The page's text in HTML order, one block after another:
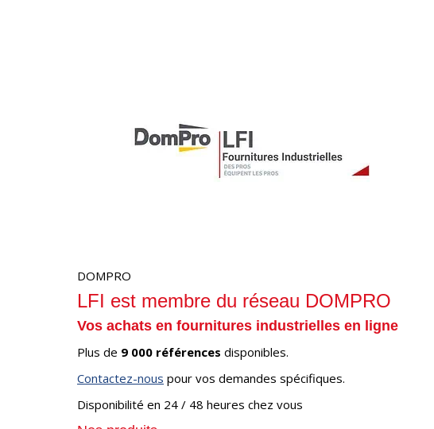
DOMPRO
LFI est membre du réseau DOMPRO
Vos achats en fournitures industrielles en ligne
Plus de 9 000 références disponibles.
Contactez-nous pour vos demandes spécifiques.
Disponibilité en 24 / 48 heures chez vous